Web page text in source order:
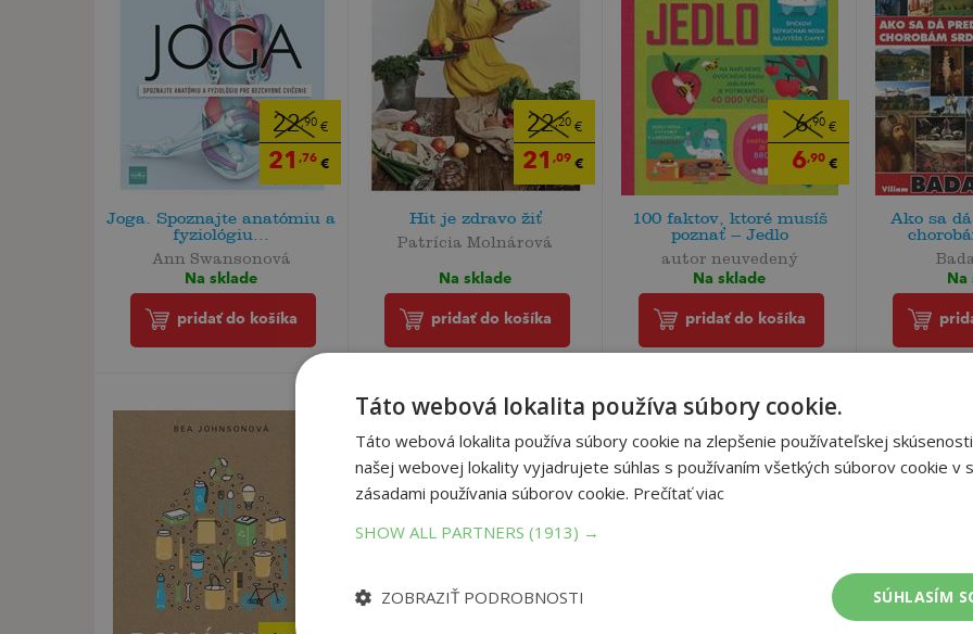
22,90 €
21 ,76 €
Joga. Spoznajte anatómiu a
fyziológiu...
Ann Swansonová
Na sklade
pridať do košíka
22,20 €
21 ,09 €
Hit je zdravo žiť
Patrícia Molnárová
Na sklade
pridať do košíka
6,90 €
6,90 €
100 faktov, ktoré musíš
poznať – Jedlo
autor neuvedený
Na sklade
pridať do košíka
Ako sa
Na
Táto webová lokalita používa súbory cookie.
Táto webová lokalita používa súbory cookie na zlepšenie používateľskej
našej webovej lokality vyjadrujete súhlas s používaním všetkých súborov cookie v
zásadami používania súborov cookie. Prečítať viac
SHOW ALL PARTNERS (1913) →
SÚHLASÍM
ZOBRAZIŤ PODROBNOSTI